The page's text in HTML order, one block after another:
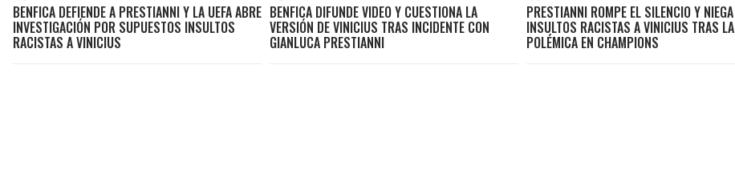
BENFICA DEFIENDE A PRESTIANNI Y LA UEFA ABRE
INVESTIGACIÓN POR SUPUESTOS INSULTOS
RACISTAS A VINICIUS
BENFICA DIFUNDE VIDEO Y CUESTIONA LA
VERSIÓN DE VINICIUS TRAS INCIDENTE CON
GIANLUCA PRESTIANNI
PRESTIANNI ROMPE EL SILENCIO Y NIEGA
INSULTOS RACISTAS A VINICIUS TRAS LA
POLÉMICA EN CHAMPIONS